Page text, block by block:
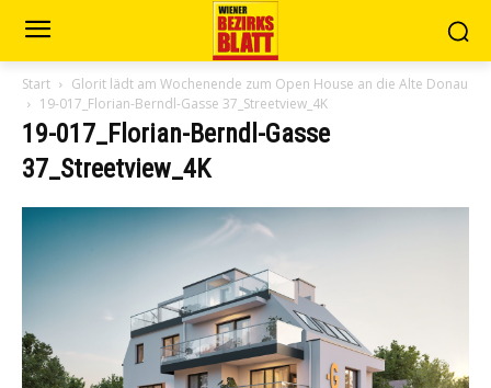
Start
Glorit lädt am Wochenende zum Open House an die Alte Donau
19-017_Florian-Berndl-Gasse 37_Streetview_4K
19-017_Florian-Berndl-Gasse
37_Streetview_4K